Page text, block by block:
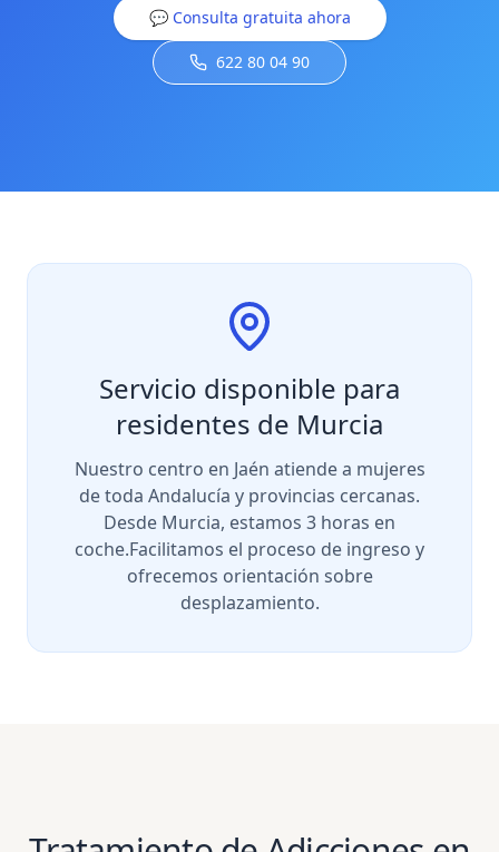
💬 Consulta gratuita ahora
622 80 04 90
Servicio disponible para
residentes de Murcia
Nuestro centro en Jaén atiende a mujeres
de toda Andalucía y provincias cercanas.
Desde Murcia, estamos 3 horas en
coche.Facilitamos el proceso de ingreso y
ofrecemos orientación sobre
desplazamiento.